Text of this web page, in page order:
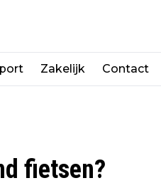
Zakelijk Contact
fietsen?